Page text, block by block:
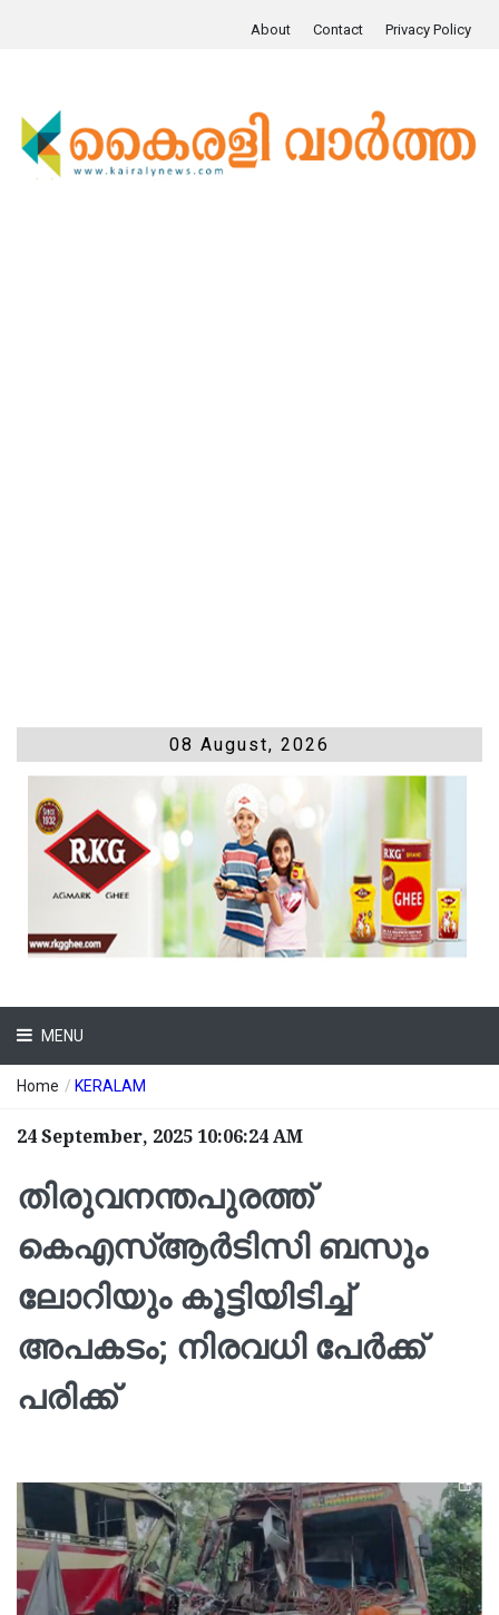
About Contact Privacy Policy
08 August, 2026
MENU
Home / KERALAM
24 September, 2025 10:06:24 AM
തിരുവനന്തപുരത്ത്
കെഎസ്ആർടിസി ബസും
ലോറിയും കൂട്ടിയിടിച്ച്
അപകടം; നിരവധി പേർക്ക്
പരിക്ക്